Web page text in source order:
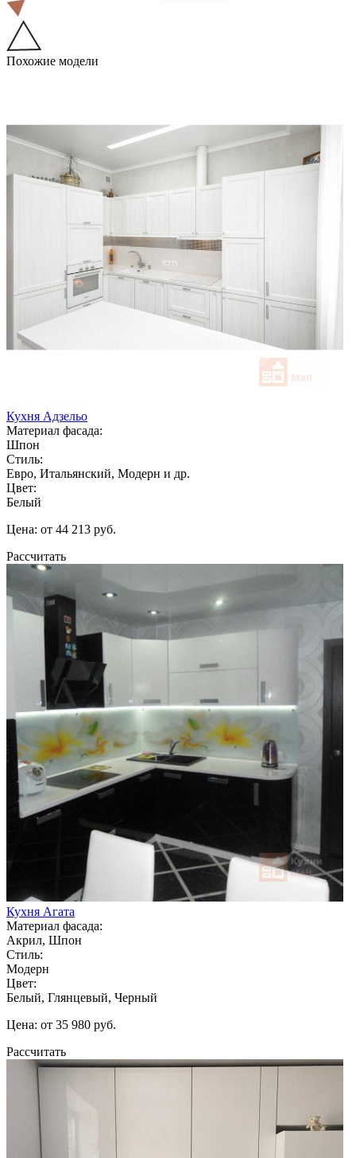
Похожие модели
Кухня Адзельо
Материал фасада:
Шпон
Стиль:
Евро, Итальянский, Модерн и др.
Цвет:
Белый
Цена: от 44 213 руб.
Рассчитать
Кухня Агата
Материал фасада:
Акрил, Шпон
Стиль:
Модерн
Цвет:
Белый, Глянцевый, Черный
Цена: от 35 980 руб.
Рассчитать